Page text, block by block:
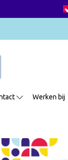
Werken bij